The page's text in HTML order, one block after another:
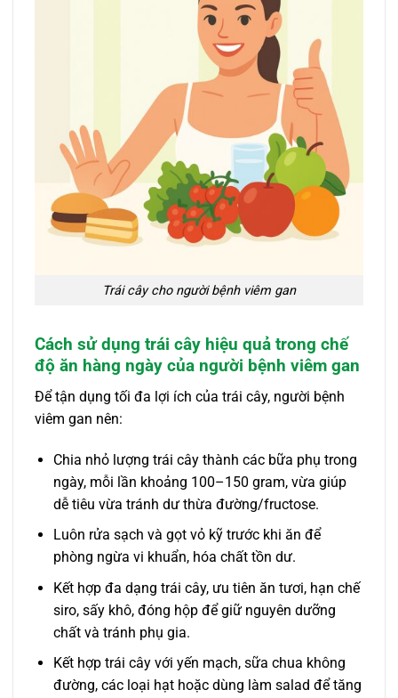
Trái cây cho người bệnh viêm gan
Cách sử dụng trái cây hiệu quả trong chế
độ ăn hàng ngày của người bệnh viêm gan
Để tận dụng tối đa lợi ích của trái cây, người bệnh
viêm gan nên:
Chia nhỏ lượng trái cây thành các bữa phụ trong
ngày, mỗi lần khoảng 100–150 gram, vừa giúp
dễ tiêu vừa tránh dư thừa đường/fructose.
Luôn rửa sạch và gọt vỏ kỹ trước khi ăn để
phòng ngừa vi khuẩn, hóa chất tồn dư.
Kết hợp đa dạng trái cây, ưu tiên ăn tươi, hạn chế
siro, sấy khô, đóng hộp để giữ nguyên dưỡng
chất và tránh phụ gia.
Kết hợp trái cây với yến mạch, sữa chua không
đường, các loại hạt hoặc dùng làm salad để tăng